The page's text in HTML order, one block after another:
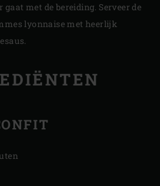
met de bereiding. Serveer de
lyonnaise met heerlijk